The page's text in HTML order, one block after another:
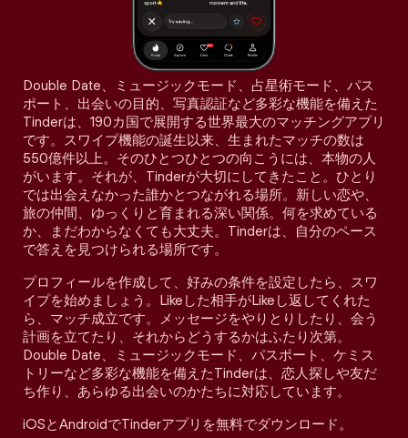
Double Date、ミュージックモード、占星術モード、パス
ポート、出会いの目的、写真認証など多彩な機能を備えた
Tinderは、190カ国で展開する世界最大のマッチングアプリ
です。スワイプ機能の誕生以来、生まれたマッチの数は
550億件以上。そのひとつひとつの向こうには、本物の人
がいます。それが、Tinderが大切にしてきたこと。ひとり
では出会えなかった誰かとつながれる場所。新しい恋や、
旅の仲間、ゆっくりと育まれる深い関係。何を求めている
か、まだわからなくても大丈夫。Tinderは、自分のペース
で答えを見つけられる場所です。
プロフィールを作成して、好みの条件を設定したら、スワ
イプを始めましょう。Likeした相手がLikeし返してくれた
ら、マッチ成立です。メッセージをやりとりしたり、会う
計画を立てたり、それからどうするかはふたり次第。
Double Date、ミュージックモード、パスポート、ケミス
トリーなど多彩な機能を備えたTinderは、恋人探しや友だ
ち作り、あらゆる出会いのかたちに対応しています。
iOSとAndroidでTinderアプリを無料でダウンロード。